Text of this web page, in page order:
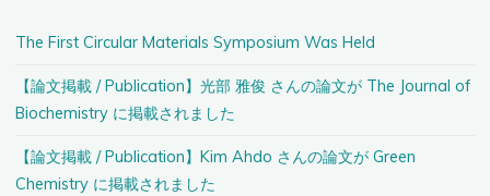
The First Circular Materials Symposium Was Held
【論文掲載 / Publication】光部 雅俊 さんの論文が The Journal of
Biochemistry に掲載されました
【論文掲載 / Publication】Kim Ahdo さんの論文が Green
Chemistry に掲載されました